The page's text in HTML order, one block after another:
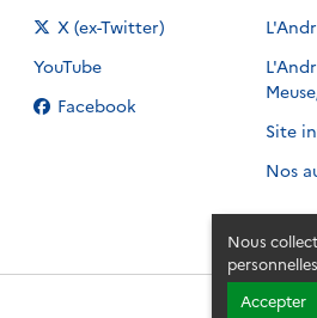
Nous
Accepter
Nous suivre sur
X (ex-Twitter)
Nous suivre sur
YouTube
Nous suivre sur
Facebook
Site
Nos